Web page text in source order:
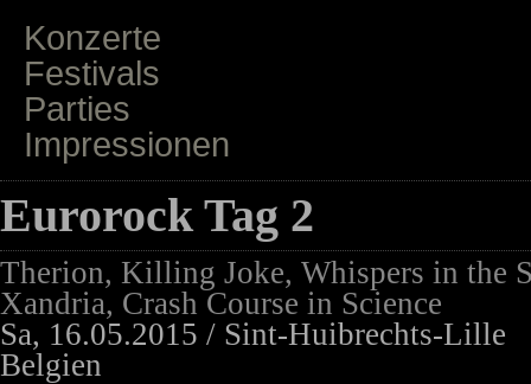
Konzerte
Festivals
Parties
Impressionen
Eurorock Tag 2
Therion, Killing Joke, Whispers in the
Xandria, Crash Course in Science
Sa, 16.05.2015 / Sint-Huibrechts-Lille
Belgien